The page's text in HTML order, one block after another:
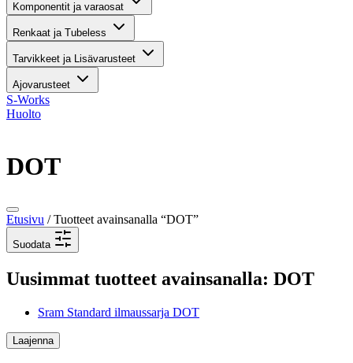
Komponentit ja varaosat
Renkaat ja Tubeless
Tarvikkeet ja Lisävarusteet
Ajovarusteet
S-Works
Huolto
DOT
Etusivu / Tuotteet avainsanalla “DOT”
Suodata
Uusimmat tuotteet avainsanalla: DOT
Sram Standard ilmaussarja DOT
Laajenna